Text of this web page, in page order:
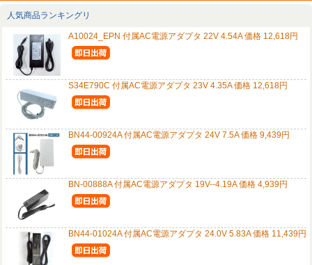
人気商品ランキングリ
A10024_EPN 付属AC電源アダプタ 22V 4.54A 価格 12,618円
S34E790C 付属AC電源アダプタ 23V 4.35A 価格 12,618円
BN44-00924A 付属AC電源アダプタ 24V 7.5A 価格 9,439円
BN-00888A 付属AC電源アダプタ 19V--4.19A 価格 4,939円
BN44-01024A 付属AC電源アダプタ 24.0V 5.83A 価格 11,439円